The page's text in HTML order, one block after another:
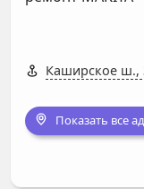
Каширское ш.,
Показать все